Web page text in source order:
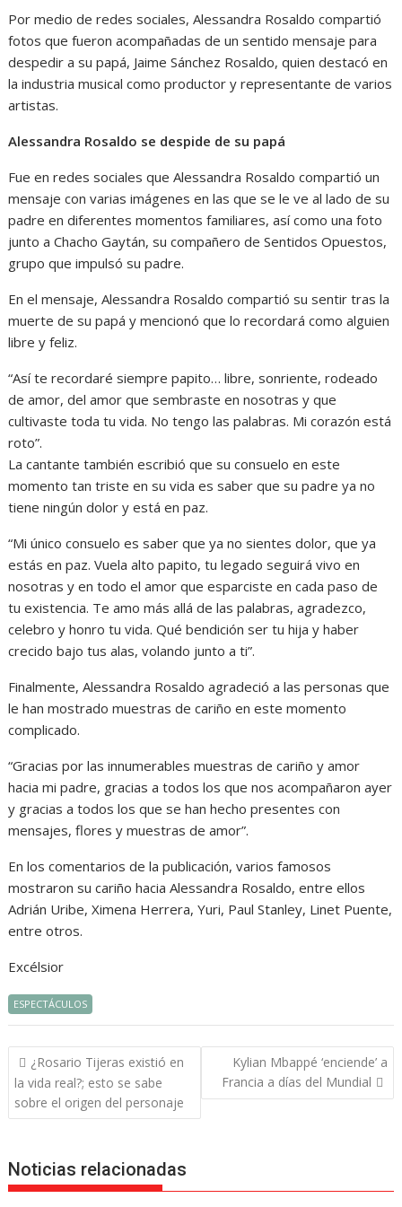
Por medio de redes sociales, Alessandra Rosaldo compartió
fotos que fueron acompañadas de un sentido mensaje para
despedir a su papá, Jaime Sánchez Rosaldo, quien destacó en
la industria musical como productor y representante de varios
artistas.
Alessandra Rosaldo se despide de su papá
Fue en redes sociales que Alessandra Rosaldo compartió un
mensaje con varias imágenes en las que se le ve al lado de su
padre en diferentes momentos familiares, así como una foto
junto a Chacho Gaytán, su compañero de Sentidos Opuestos,
grupo que impulsó su padre.
En el mensaje, Alessandra Rosaldo compartió su sentir tras la
muerte de su papá y mencionó que lo recordará como alguien
libre y feliz.
“Así te recordaré siempre papito… libre, sonriente, rodeado
de amor, del amor que sembraste en nosotras y que
cultivaste toda tu vida. No tengo las palabras. Mi corazón está
roto”.
La cantante también escribió que su consuelo en este
momento tan triste en su vida es saber que su padre ya no
tiene ningún dolor y está en paz.
“Mi único consuelo es saber que ya no sientes dolor, que ya
estás en paz. Vuela alto papito, tu legado seguirá vivo en
nosotras y en todo el amor que esparciste en cada paso de
tu existencia. Te amo más allá de las palabras, agradezco,
celebro y honro tu vida. Qué bendición ser tu hija y haber
crecido bajo tus alas, volando junto a ti”.
Finalmente, Alessandra Rosaldo agradeció a las personas que
le han mostrado muestras de cariño en este momento
complicado.
“Gracias por las innumerables muestras de cariño y amor
hacia mi padre, gracias a todos los que nos acompañaron ayer
y gracias a todos los que se han hecho presentes con
mensajes, flores y muestras de amor”.
En los comentarios de la publicación, varios famosos
mostraron su cariño hacia Alessandra Rosaldo, entre ellos
Adrián Uribe, Ximena Herrera, Yuri, Paul Stanley, Linet Puente,
entre otros.
Excélsior
ESPECTÁCULOS
Navegación
de
entradas
¿Rosario Tijeras existió en
la vida real?; esto se sabe
sobre el origen del personaje
Kylian Mbappé ‘enciende’ a
Francia a días del Mundial
Noticias relacionadas